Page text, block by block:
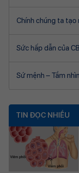
Chính chúng ta tạo
Sức hấp dẫn của
Sứ mệnh – Tầm nhìn
TIN ĐỌC NHIỀU